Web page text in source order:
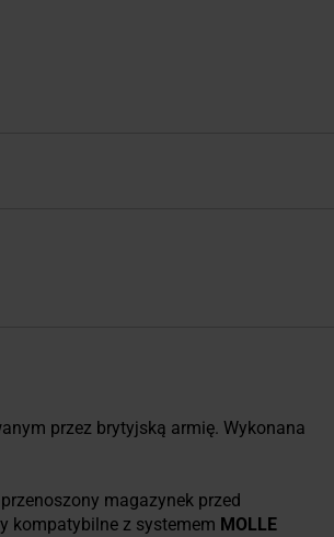
przez brytyjską armię. Wykonana
magazynek przed
kompatybilne z systemem MOLLE